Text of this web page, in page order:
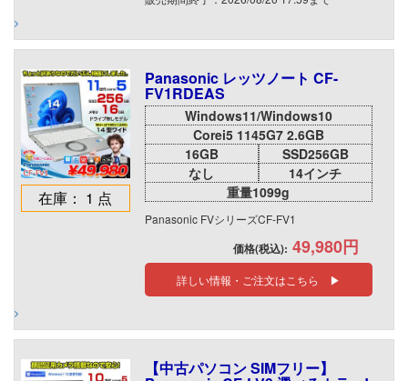
在庫： 1 点
Panasonic レッツノート CF-
FV1RDEAS
Windows11/Windows10
Corei5 1145G7 2.6GB
16GB
SSD256GB
なし
14インチ
重量1099g
Panasonic FVシリーズCF-FV1
価格(税込): 49,980円
詳しい情報・ご注文はこちら ▶
【中古パソコン SIMフリー】